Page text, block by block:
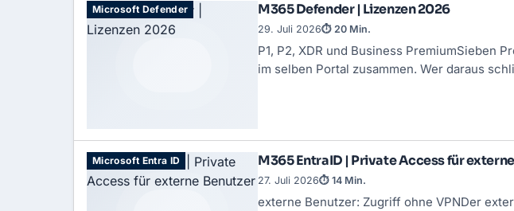
Microsoft Defender M365 Defender | Lizenzen 2026
P1, P2, XDR und Business PremiumSieben
im selben Portal zusammen. Wer daraus
29. Juli 2026⏱ 20 Min.
Microsoft Entra ID M365 EntraID | Private Access für
externe Benutzer: Zugriff ohne VPNDer
27. Juli 2026⏱ 14 Min.